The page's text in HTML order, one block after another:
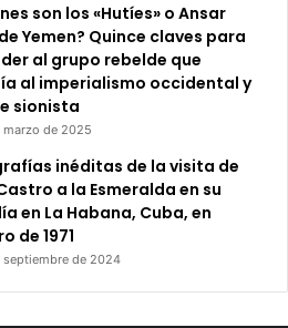
son los «Hutíes» o Ansar
Yemen? Quince claves para
al grupo rebelde que
al imperialismo occidental y
sionista
marzo de 2025
inéditas de la visita de
a la Esmeralda en su
en La Habana, Cuba, en
de 1971
septiembre de 2024